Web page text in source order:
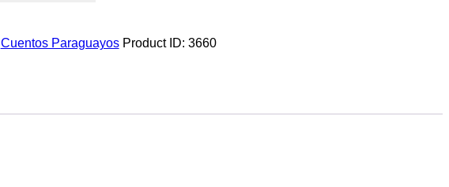
Cuentos Paraguayos Product ID: 3660